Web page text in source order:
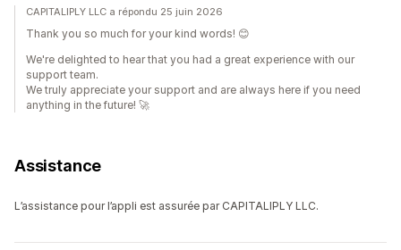
CAPITALIPLY LLC a répondu 25 juin 2026
Thank you so much for your kind words! 😊
We're delighted to hear that you had a great experience with our
support team.
We truly appreciate your support and are always here if you need
anything in the future! 🚀
Assistance
L’assistance pour l’appli est assurée par CAPITALIPLY LLC.